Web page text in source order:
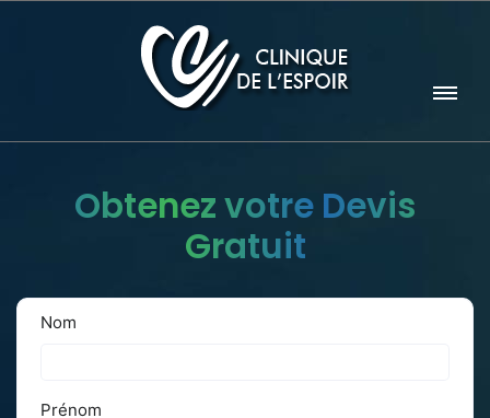
Obtenez votre Devis
Gratuit